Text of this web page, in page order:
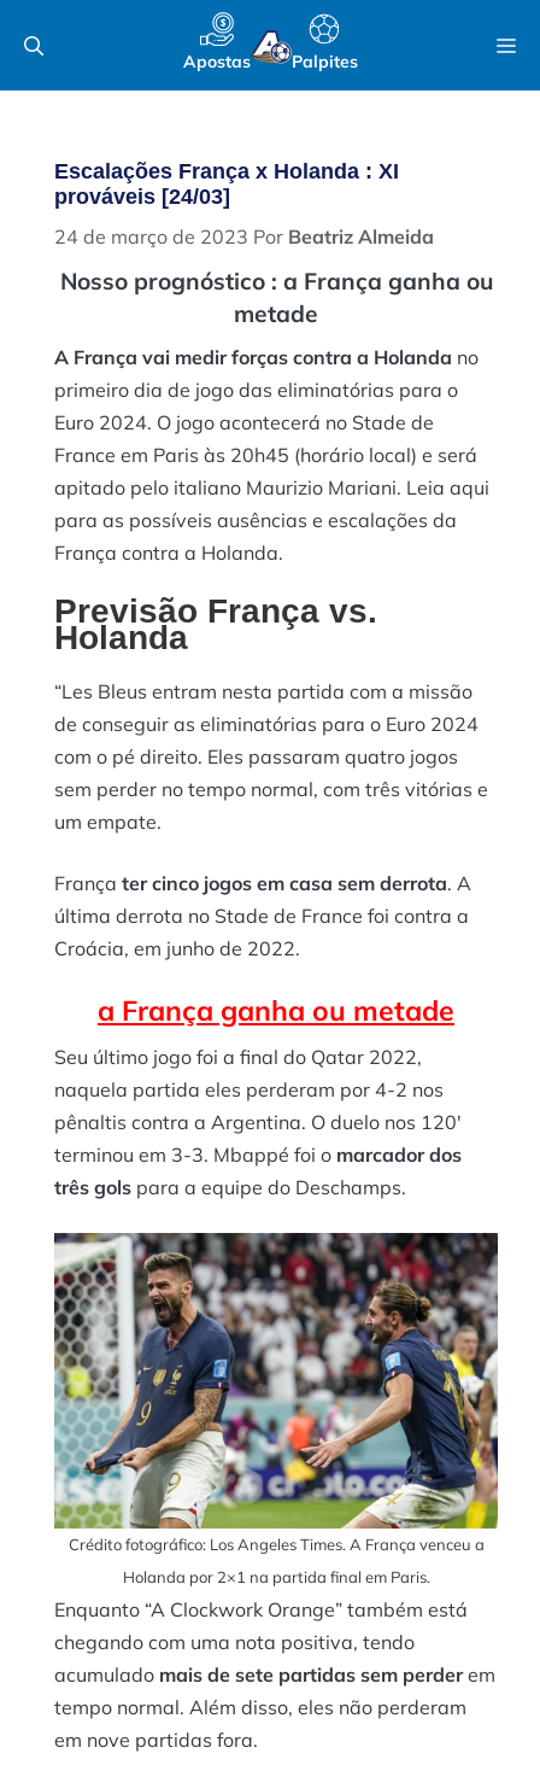
para
Apostas Palpites
Escalações França x Holanda : XI
prováveis [24/03]
24 de março de 2023 Por Beatriz Almeida
Nosso prognóstico : a França ganha ou
metade
A França vai medir forças contra a Holanda no
primeiro dia de jogo das eliminatórias para o
Euro 2024. O jogo acontecerá no Stade de
France em Paris às 20h45 (horário local) e será
apitado pelo italiano Maurizio Mariani. Leia aqui
para as possíveis ausências e escalações da
França contra a Holanda.
Previsão França vs.
Holanda
“Les Bleus entram nesta partida com a missão
de conseguir as eliminatórias para o Euro 2024
com o pé direito. Eles passaram quatro jogos
sem perder no tempo normal, com três vitórias e
um empate.
França ter cinco jogos em casa sem derrota. A
última derrota no Stade de France foi contra a
Croácia, em junho de 2022.
a França ganha ou metade
Seu último jogo foi a final do Qatar 2022,
naquela partida eles perderam por 4-2 nos
pênaltis contra a Argentina. O duelo nos 120′
terminou em 3-3. Mbappé foi o marcador dos
três gols para a equipe do Deschamps.
Crédito fotográfico: Los Angeles Times. A França venceu a
Holanda por 2×1 na partida final em Paris.
Enquanto “A Clockwork Orange” também está
chegando com uma nota positiva, tendo
acumulado mais de sete partidas sem perderem
tempo normal. Além disso, eles não perderam
em nove partidas fora.